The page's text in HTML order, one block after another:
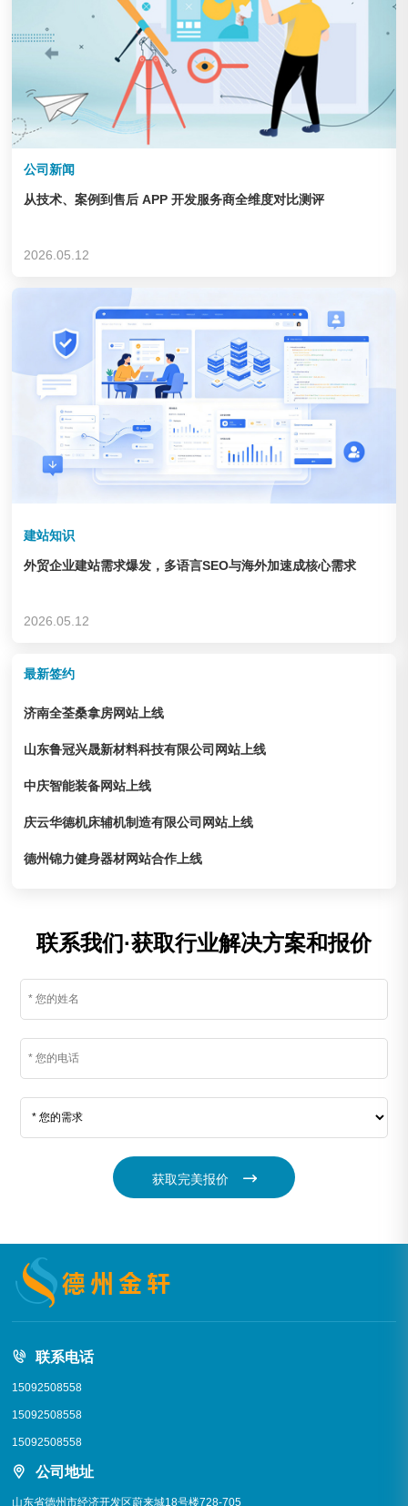
企业&集团
公司新闻
从技术、案例到售后 APP 开发服务商全维度对比测评
2026.05.12
建站知识
外贸企业建站需求爆发，多语言SEO与海外加速成核心需求
2026.05.12
最新签约
济南全荃桑拿房网站上线
山东鲁冠兴晟新材料科技有限公司网站上线
中庆智能装备网站上线
庆云华德机床辅机制造有限公司网站上线
德州锦力健身器材网站合作上线
联系我们·获取行业解决方案和报价
获取完美报价
联系电话
15092508558
15092508558
15092508558
公司地址
山东省德州市经济开发区蔚来城18号楼728-705